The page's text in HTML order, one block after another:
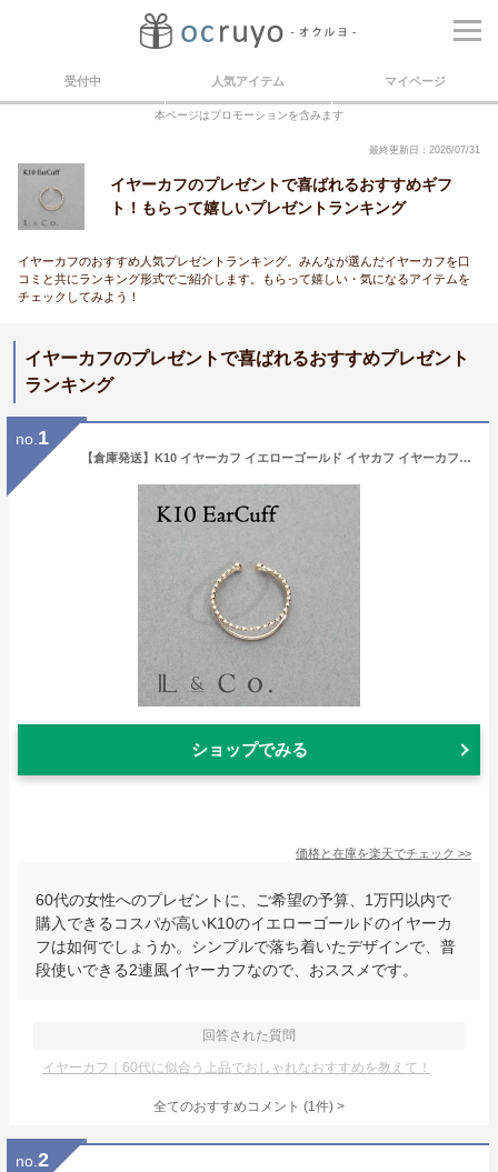
受付中 人気アイテム マイページ
本ページはプロモーションを含みます
最終更新日：2026/07/31
イヤーカフのプレゼントで喜ばれるおすすめギフ
ト！もらって嬉しいプレゼントランキング
イヤーカフのおすすめ人気プレゼントランキング。みんなが選んだイヤーカフを口
コミと共にランキング形式でご紹介します。もらって嬉しい・気になるアイテムを
チェックしてみよう！
イヤーカフのプレゼントで喜ばれるおすすめプレゼント
ランキング
no. 1
【倉庫発送】K10 イヤーカフ イエローゴールド イヤカフ イヤーカフ シンプル 華奢 2連風イヤーカフ 普段使い プレゼント ギフト ジュエリー 10金
ショップでみる
価格と在庫を楽天でチェック >>
60代の女性へのプレゼントに、ご希望の予算、1万円以内で
購入できるコスパが高いK10のイエローゴールドのイヤーカ
フは如何でしょうか。シンプルで落ち着いたデザインで、普
段使いできる2連風イヤーカフなので、おススメです。
回答された質問
イヤーカフ｜60代に似合う上品でおしゃれなおすすめを教えて！
全てのおすすめコメント (1件) >
no. 2